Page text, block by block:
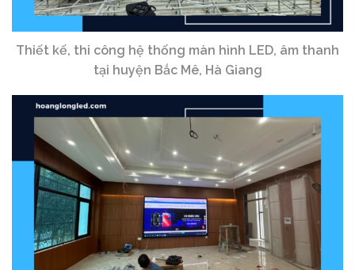
Thiết kế, thi công hệ thống màn hình LED, âm thanh
tại huyện Bắc Mê, Hà Giang